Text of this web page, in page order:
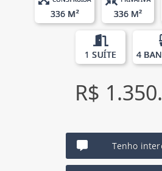
336 M² 336 M²
1 SUÍTE 4
R$
Tenho